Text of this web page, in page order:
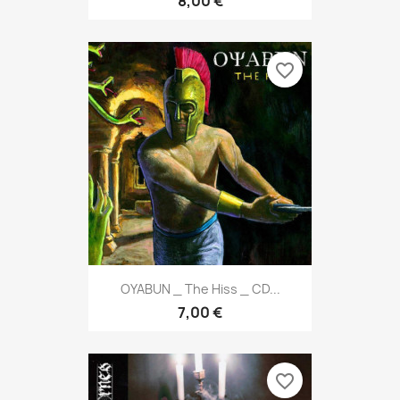
OYABUN _ The Hiss _ CD...
7,00 €
favorite_border
favorite_border